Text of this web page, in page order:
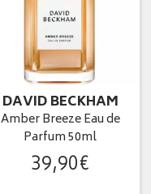
DAVID BECKHAM
Amber Breeze Eau de
Parfum 50ml
39,90€